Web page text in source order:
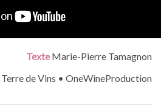
TexteMarie-Pierre Tamagnon
Terre de Vins • OneWineProduction